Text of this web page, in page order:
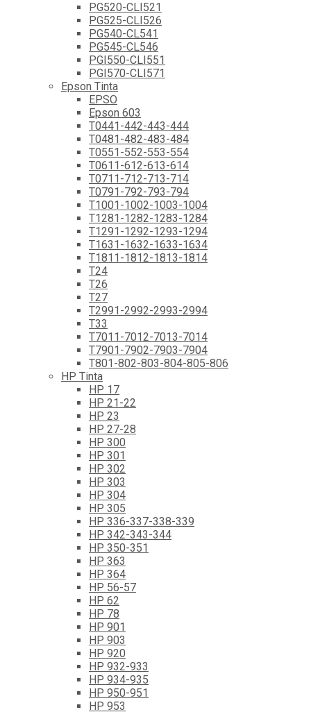
PG520-CLI521
PG525-CLI526
PG540-CL541
PG545-CL546
PGI550-CLI551
PGI570-CLI571
Epson Tinta
EPSO
Epson 603
T0441-442-443-444
T0481-482-483-484
T0551-552-553-554
T0611-612-613-614
T0711-712-713-714
T0791-792-793-794
T1001-1002-1003-1004
T1281-1282-1283-1284
T1291-1292-1293-1294
T1631-1632-1633-1634
T1811-1812-1813-1814
T24
T26
T27
T2991-2992-2993-2994
T33
T7011-7012-7013-7014
T7901-7902-7903-7904
T801-802-803-804-805-806
HP Tinta
HP 17
HP 21-22
HP 23
HP 27-28
HP 300
HP 301
HP 302
HP 303
HP 304
HP 305
HP 336-337-338-339
HP 342-343-344
HP 350-351
HP 363
HP 364
HP 56-57
HP 62
HP 78
HP 901
HP 903
HP 920
HP 932-933
HP 934-935
HP 950-951
HP 953